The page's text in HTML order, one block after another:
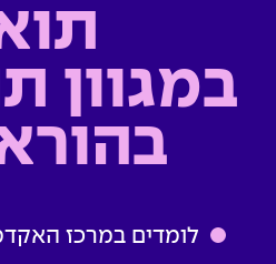
במגוון
לומדים במרכז